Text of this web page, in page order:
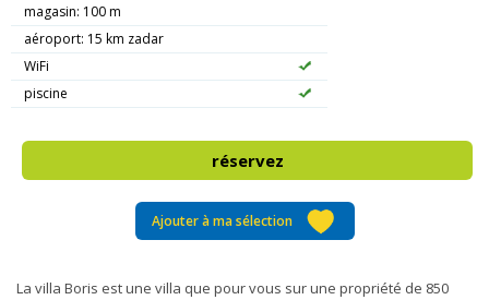
magasin: 100 m
aéroport: 15 km zadar
WiFi
piscine
réservez
Ajouter à ma sélection
La villa Boris est une villa que pour vous sur une propriété de 850